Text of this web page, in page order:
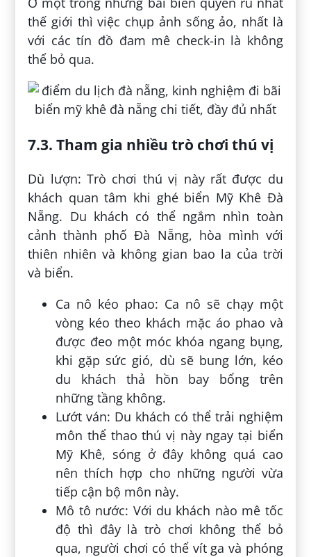
thế giới thì việc chụp ảnh sống ảo, nhất là
với các tín đồ đam mê check-in là không
thể bỏ qua.
7.3. Tham gia nhiều trò chơi thú vị
Dù lượn: Trò chơi thú vị này rất được du
khách quan tâm khi ghé biển Mỹ Khê Đà
Nẵng. Du khách có thể ngắm nhìn toàn
cảnh thành phố Đà Nẵng, hòa mình với
thiên nhiên và không gian bao la của trời
và biển.
Ca nô kéo phao: Ca nô sẽ chạy một
vòng kéo theo khách mặc áo phao và
được đeo một móc khóa ngang bụng,
khi gặp sức gió, dù sẽ bung lớn, kéo
du khách thả hồn bay bổng trên
những tầng không.
Lướt ván: Du khách có thể trải nghiệm
môn thể thao thú vị này ngay tại biển
Mỹ Khê, sóng ở đây không quá cao
nên thích hợp cho những người vừa
tiếp cận bộ môn này.
Mô tô nước: Với du khách nào mê tốc
độ thì đây là trò chơi không thể bỏ
qua, người chơi có thể vít ga và phóng